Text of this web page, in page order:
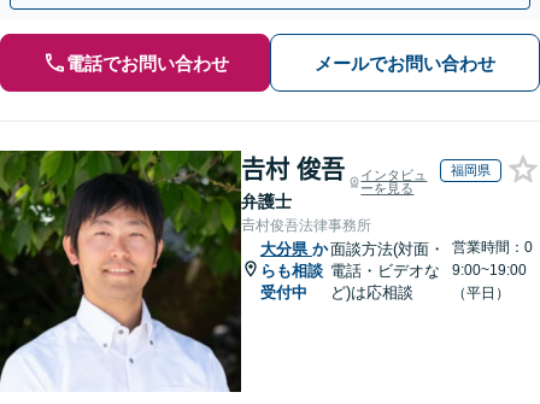
電話でお問い合わせ メールでお問い合わせ
𠮷村 俊吾
弁護士
インタビュ
ーを見る
福岡県
𠮷村俊吾法律事務所
大分県 か
らも相談
受付中
面談方法(対面・
電話・ビデオな
ど)は応相談
営業時間：0
9:00~19:00
（平日）